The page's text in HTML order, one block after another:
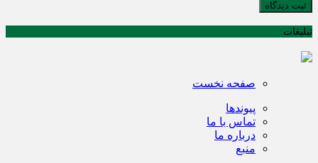
ثبت دیدگاه
تبلیغات
صفحه نخست
پیوندها
تماس با ما
درباره ما
منبع